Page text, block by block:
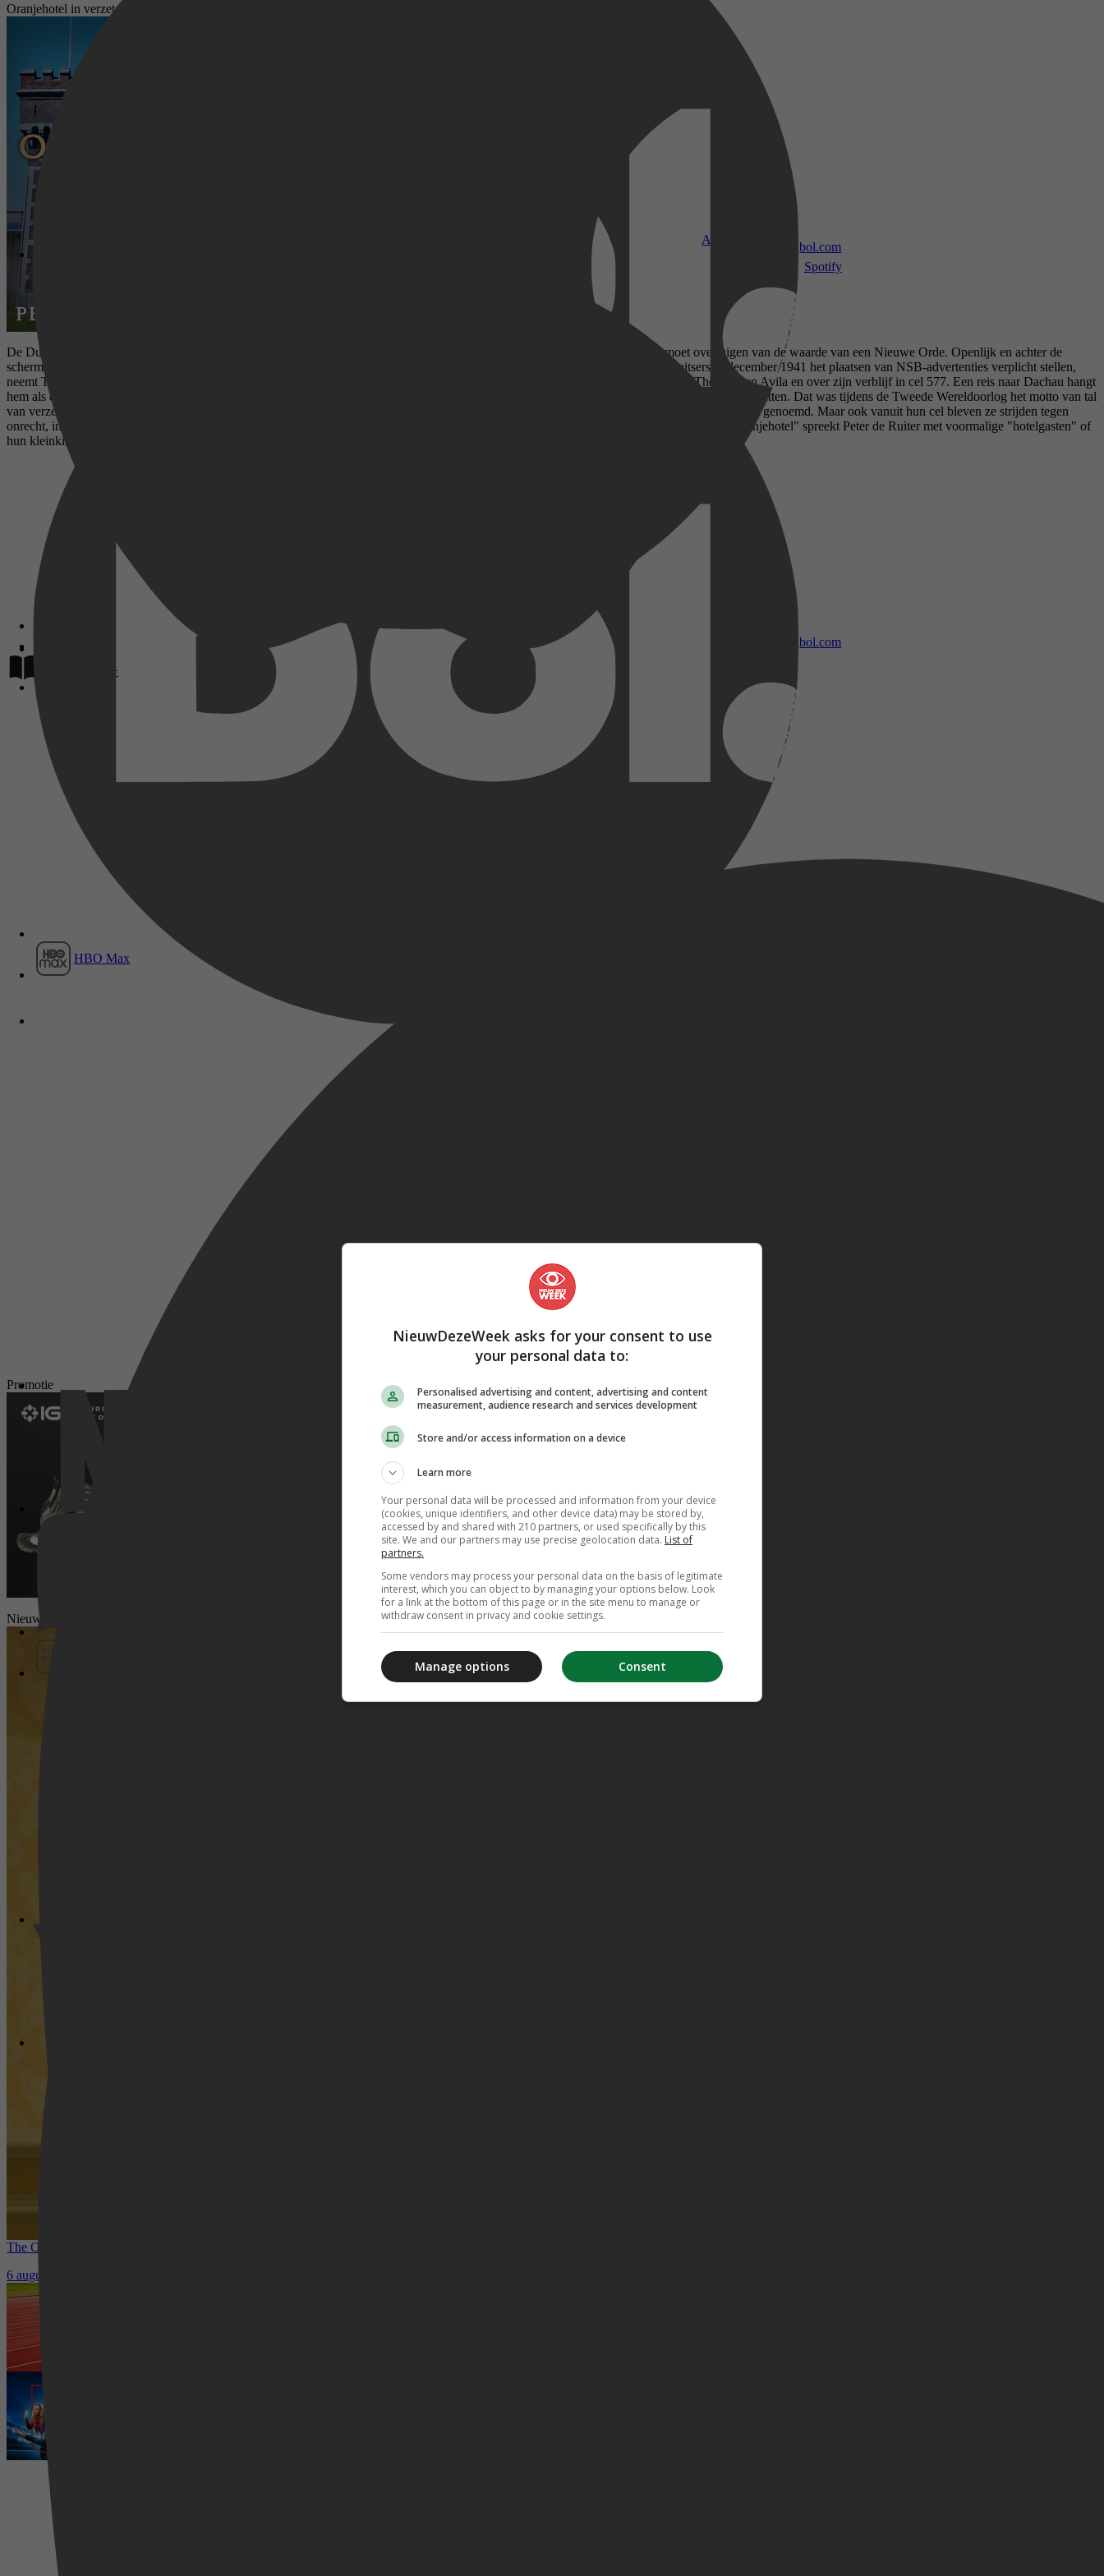
Apple TV
Disney+
HBO Max
bol.com
bol.com
Spotify
Oranjehotel in verzet; Titus Brandsma's geloof in God, mensen en het vrije woord
De Duitse bezetter ziet Titus Brandsma als een gevaarlijk man. Hij weert zich tegen het nazificeringsproces dat de Nederlander moet overtuigen van de waarde van een Nieuwe Orde. Openlijk en achter de
schermen probeert Titus katholieke en niet-katholieke media vrij te houden van het nationaalsocialistische gedachtegoed. Als de Duitsers in december 1941 het plaatsen van NSB-advertenties verplicht stellen,
neemt Titus een gevaarlijk besluit. Opgesloten in het Oranjehotel schrijft hij kritische stukken over de NSB, een boek over de heilige Theresa van Avila en over zijn verblijf in cel 577. Een reis naar Dachau hangt
hem als een zwaard van Damocles boven het hoofd. Portret van een indrukwekkend man.Als er onrecht gebeurt, kun je niet op je handen blijven zitten. Dat was tijdens de Tweede Wereldoorlog het motto van tal
van verzetsmensen. Velen van hen werden echter opgepakt en vastgezet in het Oranjehotel, zoals de gevangenis in Scheveningen in die tijd wordt genoemd. Maar ook vanuit hun cel bleven ze strijden tegen
onrecht, in woord en daad.In september 2019 is het Oranjehotel opengegaan voor het publiek, als gedenkplaats en als museum. In de reeks "Oranjehotel" spreekt Peter de Ruiter met voormalige "hotelgasten" of
hun kleinkinderen. Geschiedenis die onder je huid kruipt.
Promotie
Nieuws
The Other Bennet Sister nu te zien op HBO Max: romantisch kostuumdrama krijgt lovende recensies
6 augustus 2026
NieuwDezeWeek asks for your consent to use
your personal data to:
Personalised advertising and content, advertising and content
measurement, audience research and services development
Store and/or access information on a device
Learn more
Your personal data will be processed and information from your device
(cookies, unique identifiers, and other device data) may be stored by,
accessed by and shared with 210 partners, or used specifically by this
site. We and our partners may use precise geolocation data. List of
partners.
Some vendors may process your personal data on the basis of legitimate
interest, which you can object to by managing your options below. Look
for a link at the bottom of this page or in the site menu to manage or
withdraw consent in privacy and cookie settings.
Consent
Manage options